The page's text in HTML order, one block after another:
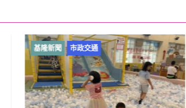
基隆新聞 市政交通